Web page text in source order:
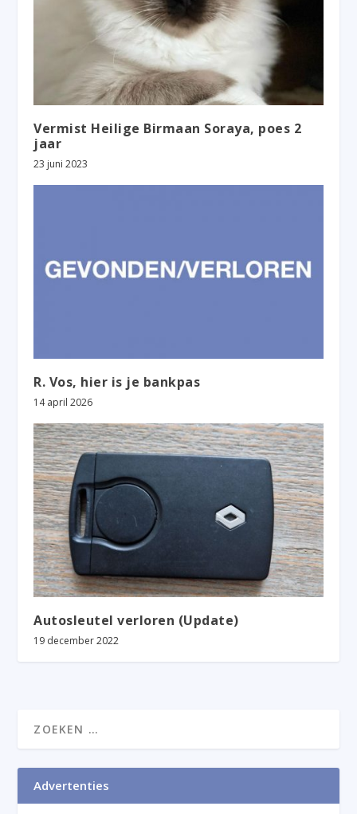
Vermist Heilige Birmaan Soraya, poes 2
jaar
23 juni 2023
R. Vos, hier is je bankpas
14 april 2026
Autosleutel verloren (Update)
19 december 2022
Advertenties